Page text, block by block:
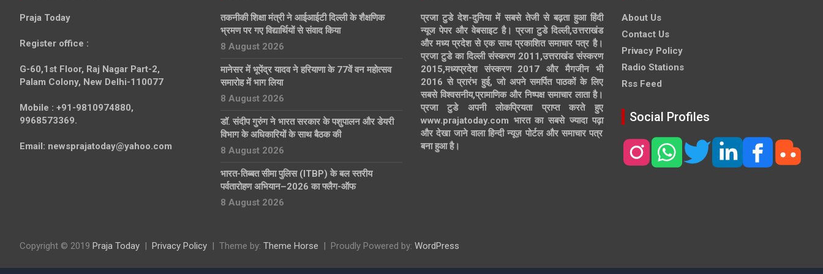
Praja Today
Register office :
G-60,1st Floor, Raj Nagar Part-2,
Palam Colony, New Delhi-110077
Mobile : +91-9810974880,
9968573369.
Email: newsprajatoday@yahoo.com
तकनीकी शिक्षा मंत्री ने आईआईटी दिल्ली के शैक्षणिक
भ्रमण पर गए विद्यार्थियों से संवाद किया
8 August 2026
मानेसर में भूपेंद्र यादव ने हरियाणा के 77वें वन महोत्सव
समारोह में भाग लिया
8 August 2026
डॉ. संदीप गुरुंग ने भारत सरकार के पशुपालन और डेयरी
विभाग के अधिकारियों के साथ बैठक की
8 August 2026
भारत-तिब्बत सीमा पुलिस (ITBP) के बल स्तरीय
पर्वतारोहण अभियान–2026 का फ्लैग-ऑफ
8 August 2026
प्रजा टुडे देश-दुनिया में सबसे तेजी से बढ़ता हुआ हिंदी
न्यूज पेपर और वेबसाइट है। प्रजा टुडे दिल्ली,उत्तराखंड
और मध्य प्रदेश से एक साथ प्रकाशित समाचार पत्र है।
प्रजा टुडे का दिल्ली संस्करण 2011,उत्तराखंड संस्करण
2015,मध्यप्रदेश संस्करण 2017 और मैगजीन भी
2016 से प्रारंभ हुई, जो अपने समर्पित पाठकों के लिए
सबसे विश्वसनीय,प्रामाणिक और निष्पक्ष समाचार लाता है।
प्रजा टुडे अपनी लोकप्रियता प्राप्त करते हुए
www.prajatoday.com भारत का सबसे ज्यादा पढ़ा
और देखा जाने वाला हिन्दी न्यूज़ पोर्टल और समाचार पत्र
बना हुआ है।
About Us
Contact Us
Privacy Policy
Radio Stations
Rss Feed
Social Profiles
Copyright © 2019 Praja Today Privacy Policy Theme by: Theme Horse Proudly Powered by: WordPress